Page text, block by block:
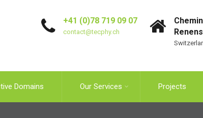
+41 (0)78 719 09 07
contact@tecphy.ch
Renens
Domains Our Services Projects